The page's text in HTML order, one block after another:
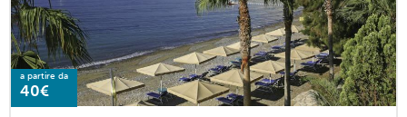
a partire da
40€